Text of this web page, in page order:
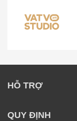
HỖ TRỢ
QUY ĐỊNH